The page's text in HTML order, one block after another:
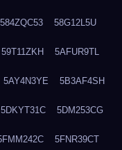
584ZQC53 58G12L5U
59T11ZKH 5AFUR9TL
5AY4N3YE 5B3AF4SH
5DKYT31C 5DM253CG
5FNR39CT